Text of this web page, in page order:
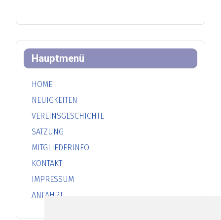
Hauptmenü
HOME
NEUIGKEITEN
VEREINSGESCHICHTE
SATZUNG
MITGLIEDERINFO
KONTAKT
IMPRESSUM
ANFAHRT